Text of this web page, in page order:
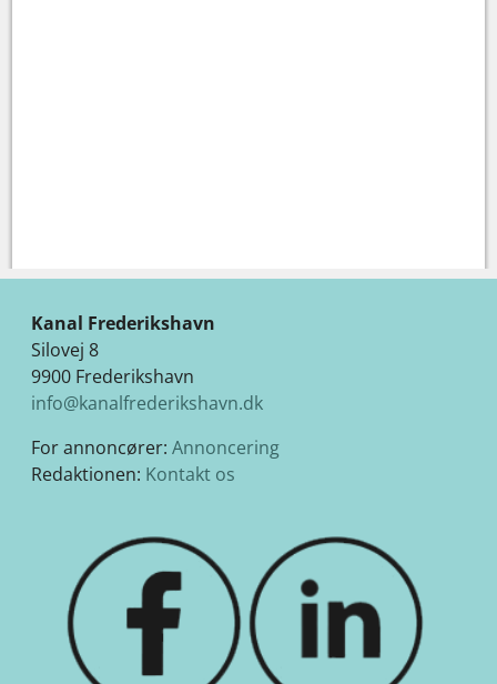
Kanal Frederikshavn
Silovej 8
9900 Frederikshavn
info@kanalfrederikshavn.dk
For annoncører: Annoncering
Redaktionen: Kontakt os